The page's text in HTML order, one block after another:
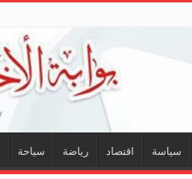
سياسة اقتصاد رياضة سياحة